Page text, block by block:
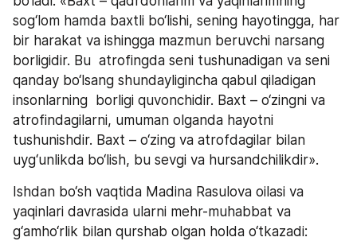
sog‘lom hamda baxtli bo‘lishi, sening hayotingga, har
bir harakat va ishingga mazmun beruvchi narsang
borligidir. Bu  atrofingda seni tushunadigan va seni
qanday bo‘lsang shundayligincha qabul qiladigan
insonlarning  borligi quvonchidir. Baxt – o‘zingni va
atrofindagilarni, umuman olganda hayotni
tushunishdir. Baxt – o‘zing va atrofdagilar bilan
uyg‘unlikda bo‘lish, bu sevgi va hursandchilikdir».
Ishdan bo‘sh vaqtida Madina Rasulova oilasi va
yaqinlari davrasida ularni mehr-muhabbat va
g‘amho‘rlik bilan qurshab olgan holda o‘tkazadi: